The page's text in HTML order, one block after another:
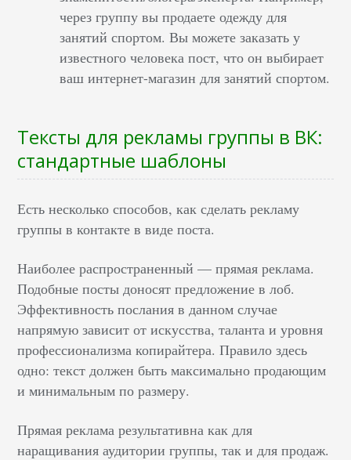
через группу вы продаете одежду для
занятий спортом. Вы можете заказать у
известного человека пост, что он выбирает
ваш интернет-магазин для занятий спортом.
Тексты для рекламы группы в ВК:
стандартные шаблоны
Есть несколько способов, как сделать рекламу
группы в контакте в виде поста.
Наиболее распространенный — прямая реклама.
Подобные посты доносят предложение в лоб.
Эффективность послания в данном случае
напрямую зависит от искусства, таланта и уровня
профессионализма копирайтера. Правило здесь
одно: текст должен быть максимально продающим
и минимальным по размеру.
Прямая реклама результативна как для
наращивания аудитории группы, так и для продаж.